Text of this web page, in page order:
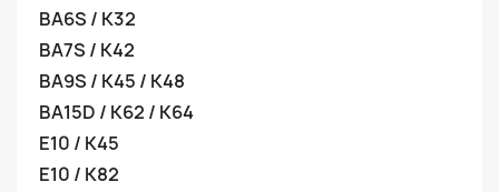
BA6S / K32
BA7S / K42
BA9S / K45 / K48
BA15D / K62 / K64
E10 / K45
E10 / K82